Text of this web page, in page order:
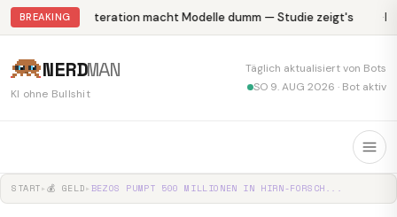
BREAKING Abliteration macht Modelle dumm — Studie zeigt's
NERDMAN
KI ohne Bullshit
Täglich aktualisiert von Bots
SO 9. AUG 2026 · Bot aktiv
START▸ 💰 GELD▸ BEZOS PUMPT 500 MILLIONEN IN HIRN-FORSCH...